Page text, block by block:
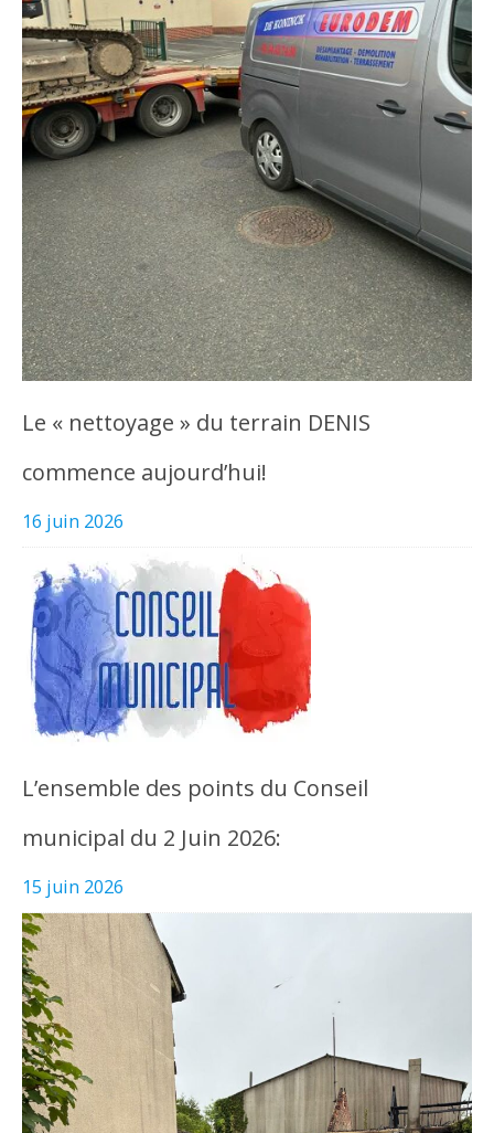
Le « nettoyage » du terrain DENIS
commence aujourd’hui!
16 juin 2026
L’ensemble des points du Conseil
municipal du 2 Juin 2026:
15 juin 2026